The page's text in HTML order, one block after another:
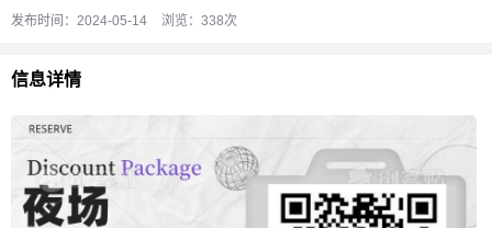
发布时间：2024-05-14 浏览：338次
信息详情